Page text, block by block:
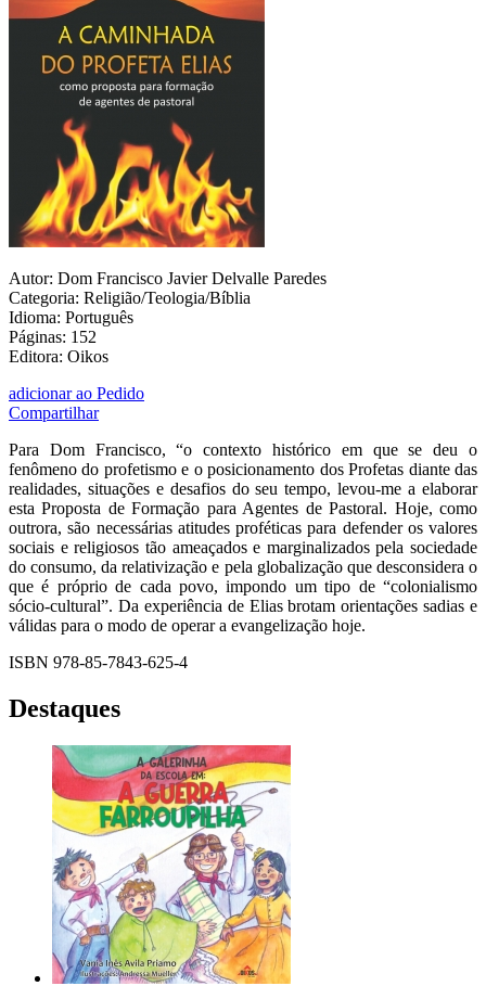
Autor: Dom Francisco Javier Delvalle Paredes
Categoria: Religião/Teologia/Bíblia
Idioma: Português
Páginas: 152
Editora: Oikos
adicionar ao Pedido
Compartilhar
Para Dom Francisco, “o contexto histórico em que se deu o
fenômeno do profetismo e o posicionamento dos Profetas diante das
realidades, situações e desafios do seu tempo, levou-me a elaborar
esta Proposta de Formação para Agentes de Pastoral. Hoje, como
outrora, são necessárias atitudes proféticas para defender os valores
sociais e religiosos tão ameaçados e marginalizados pela sociedade
do consumo, da relativização e pela globalização que desconsidera o
que é próprio de cada povo, impondo um tipo de “colonialismo
sócio-cultural”. Da experiência de Elias brotam orientações sadias e
válidas para o modo de operar a evangelização hoje.
ISBN 978-85-7843-625-4
Destaques